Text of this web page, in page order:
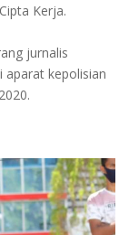
Kerja.
jurnalis
aparat kepolisian